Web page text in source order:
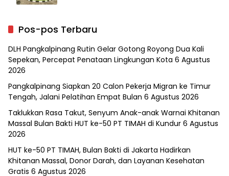
Pos-pos Terbaru
DLH Pangkalpinang Rutin Gelar Gotong Royong Dua Kali
Sepekan, Percepat Penataan Lingkungan Kota 6 Agustus
2026
Pangkalpinang Siapkan 20 Calon Pekerja Migran ke Timur
Tengah, Jalani Pelatihan Empat Bulan 6 Agustus 2026
Taklukkan Rasa Takut, Senyum Anak-anak Warnai Khitanan
Massal Bulan Bakti HUT ke-50 PT TIMAH di Kundur 6 Agustus
2026
HUT ke-50 PT TIMAH, Bulan Bakti di Jakarta Hadirkan
Khitanan Massal, Donor Darah, dan Layanan Kesehatan
Gratis 6 Agustus 2026